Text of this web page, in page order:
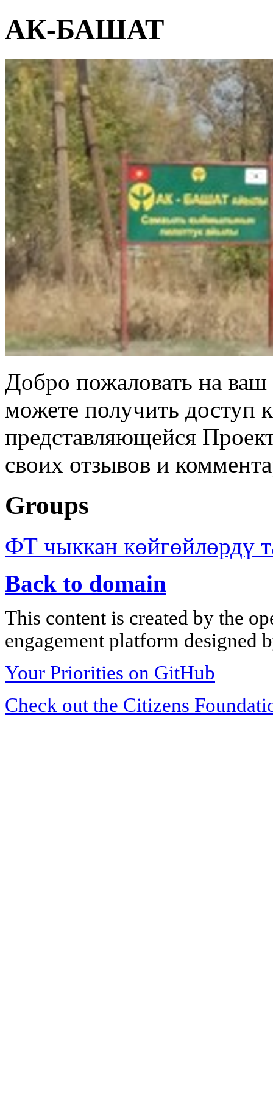
АК-БАШАТ
Добро пожаловать на
можете получить доступ
представляющейся
своих отзывов и
Groups
ФТ чыккан көйгөйлөрдү
Back to domain
This content is created by the
engagement platform designed
Your Priorities on GitHub
Check out the Citizens